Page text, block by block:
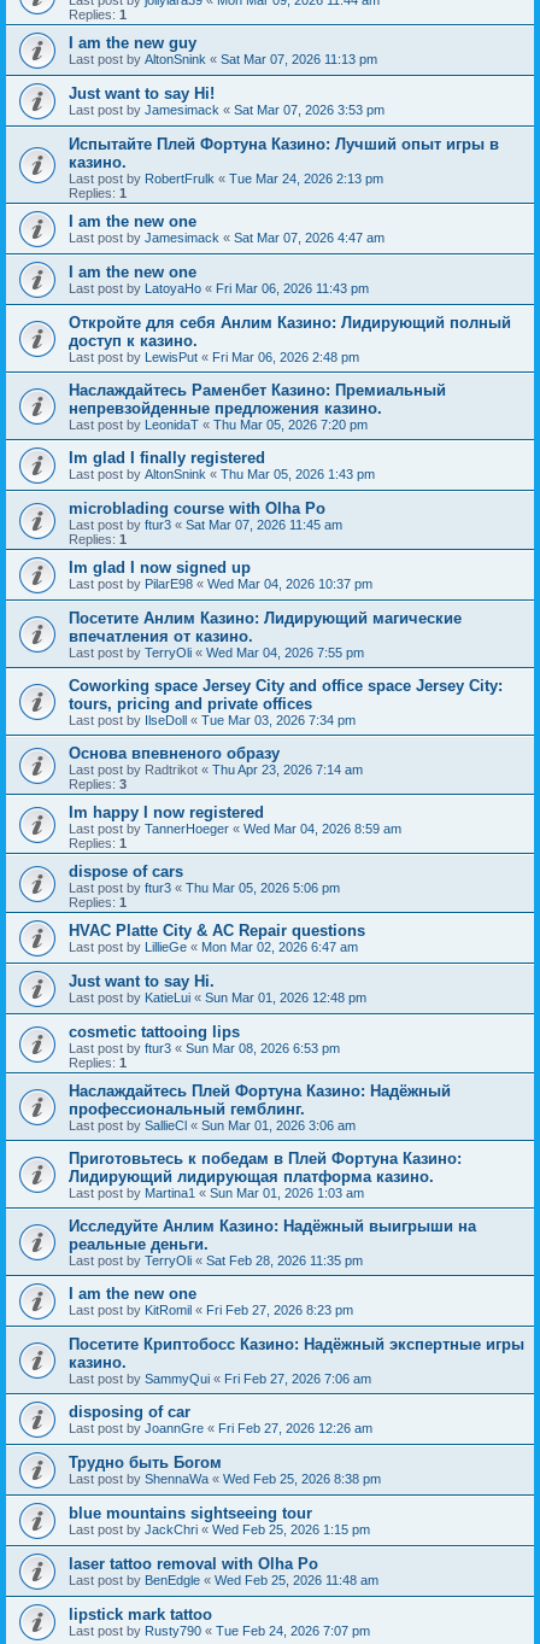
Replies: 1
I am the new guy
Last post by AltonSnink « Sat Mar 07, 2026 11:13 pm
Just want to say Hi!
Last post by Jamesimack « Sat Mar 07, 2026 3:53 pm
Испытайте Плей Фортуна Казино: Лучший опыт игры в
казино.
Last post by RobertFrulk « Tue Mar 24, 2026 2:13 pm
Replies: 1
I am the new one
Last post by Jamesimack « Sat Mar 07, 2026 4:47 am
I am the new one
Last post by LatoyaHo « Fri Mar 06, 2026 11:43 pm
Откройте для себя Анлим Казино: Лидирующий полный
доступ к казино.
Last post by LewisPut « Fri Mar 06, 2026 2:48 pm
Наслаждайтесь Раменбет Казино: Премиальный
непревзойденные предложения казино.
Last post by LeonidaT « Thu Mar 05, 2026 7:20 pm
Im glad I finally registered
Last post by AltonSnink « Thu Mar 05, 2026 1:43 pm
microblading course with Olha Po
Last post by ftur3 « Sat Mar 07, 2026 11:45 am
Replies: 1
Im glad I now signed up
Last post by PilarE98 « Wed Mar 04, 2026 10:37 pm
Посетите Анлим Казино: Лидирующий магические
впечатления от казино.
Last post by TerryOli « Wed Mar 04, 2026 7:55 pm
Coworking space Jersey City and office space Jersey City:
tours, pricing and private offices
Last post by IlseDoll « Tue Mar 03, 2026 7:34 pm
Основа впевненого образу
Last post by Radtrikot « Thu Apr 23, 2026 7:14 am
Replies: 3
Im happy I now registered
Last post by TannerHoeger « Wed Mar 04, 2026 8:59 am
Replies: 1
dispose of cars
Last post by ftur3 « Thu Mar 05, 2026 5:06 pm
Replies: 1
HVAC Platte City & AC Repair questions
Last post by LillieGe « Mon Mar 02, 2026 6:47 am
Just want to say Hi.
Last post by KatieLui « Sun Mar 01, 2026 12:48 pm
cosmetic tattooing lips
Last post by ftur3 « Sun Mar 08, 2026 6:53 pm
Replies: 1
Наслаждайтесь Плей Фортуна Казино: Надёжный
профессиональный гемблинг.
Last post by SallieCl « Sun Mar 01, 2026 3:06 am
Приготовьтесь к победам в Плей Фортуна Казино:
Лидирующий лидирующая платформа казино.
Last post by Martina1 « Sun Mar 01, 2026 1:03 am
Исследуйте Анлим Казино: Надёжный выигрыши на
реальные деньги.
Last post by TerryOli « Sat Feb 28, 2026 11:35 pm
I am the new one
Last post by KitRomil « Fri Feb 27, 2026 8:23 pm
Посетите Криптобосс Казино: Надёжный экспертные игры
казино.
Last post by SammyQui « Fri Feb 27, 2026 7:06 am
disposing of car
Last post by JoannGre « Fri Feb 27, 2026 12:26 am
Трудно быть Богом
Last post by ShennaWa « Wed Feb 25, 2026 8:38 pm
blue mountains sightseeing tour
Last post by JackChri « Wed Feb 25, 2026 1:15 pm
laser tattoo removal with Olha Po
Last post by BenEdgle « Wed Feb 25, 2026 11:48 am
lipstick mark tattoo
Last post by Rusty790 « Tue Feb 24, 2026 7:07 pm